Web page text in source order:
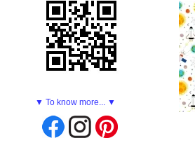
▼ To know more... ▼